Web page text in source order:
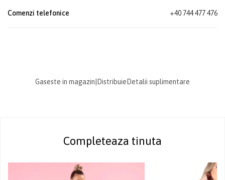
Comenzi telefonice +40 744 477 476
Gaseste in magazin Distribuie Detalii suplimentare
Completeaza tinuta